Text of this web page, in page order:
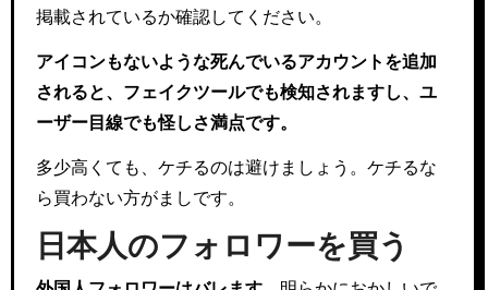
掲載されているか確認してください。
アイコンもないような死んでいるアカウントを追加
されると、フェイクツールでも検知されますし、ユ
ーザー目線でも怪しさ満点です。
多少高くても、ケチるのは避けましょう。ケチるな
ら買わない方がましです。
日本人のフォロワーを買う